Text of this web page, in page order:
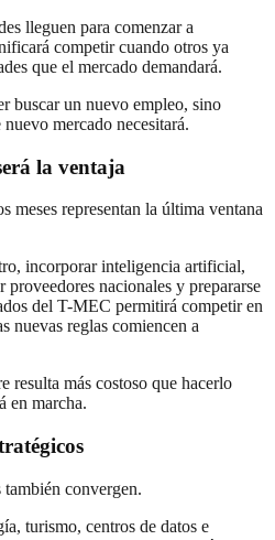
lleguen para comenzar a
competir cuando otros ya
que el mercado demandará.
buscar un nuevo empleo, sino
mercado necesitará.
la ventaja
meses representan la última ventana
incorporar inteligencia artificial,
nacionales y prepararse
del T-MEC permitirá competir en
nuevas reglas comiencen a
resulta más costoso que hacerlo
en marcha.
también convergen.
turismo, centros de datos e